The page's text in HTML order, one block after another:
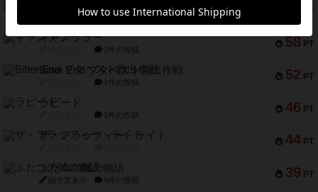
PT
紹介文あり 13件の投稿
58 PT
ギャンブラー
2件の投稿
52 PT
Bitter End ブタペスト救出作戦
1件の投稿
46 PT
ラピード
1件の投稿
44 PT
ザ・フラッフィー・ライト
39 PT
ふたつの城の物語
紹介文あり 6件の投稿